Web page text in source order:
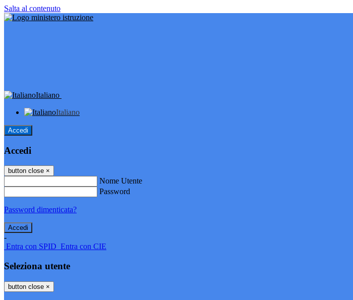
Salta al contenuto
Italiano
Italiano
Accedi
Accedi
button close ×
Nome Utente
Password
Password dimenticata?
-
Entra con SPID Entra con CIE
Seleziona utente
button close ×